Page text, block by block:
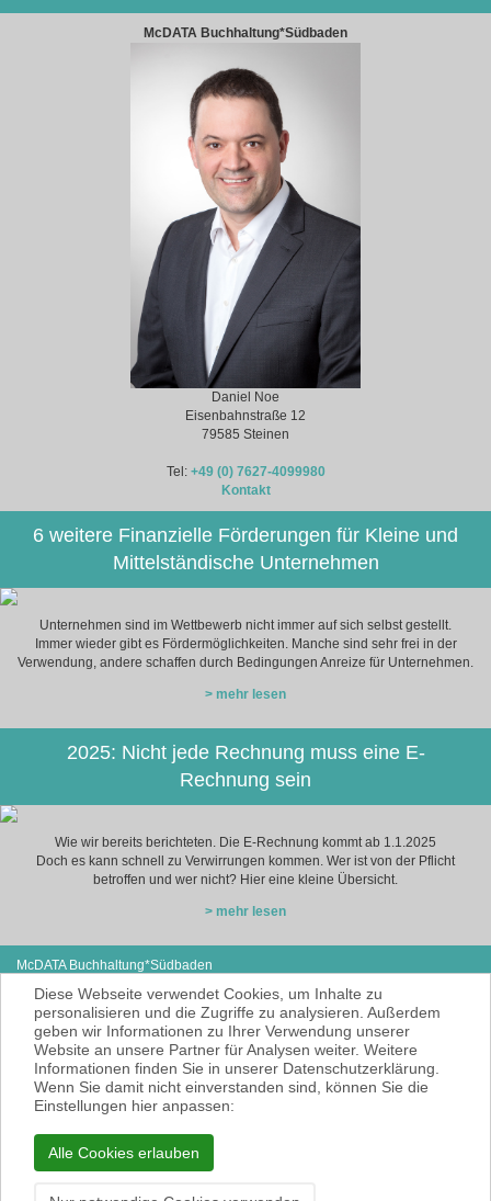
McDATA Buchhaltung*Südbaden
Daniel Noe
Eisenbahnstraße 12
79585 Steinen
Tel: +49 (0) 7627-4099980
Kontakt
6 weitere Finanzielle Förderungen für Kleine und
Mittelständische Unternehmen
Unternehmen sind im Wettbewerb nicht immer auf sich selbst gestellt.
Immer wieder gibt es Fördermöglichkeiten. Manche sind sehr frei in der
Verwendung, andere schaffen durch Bedingungen Anreize für Unternehmen.
> mehr lesen
2025: Nicht jede Rechnung muss eine E-
Rechnung sein
Wie wir bereits berichteten. Die E-Rechnung kommt ab 1.1.2025
Doch es kann schnell zu Verwirrungen kommen. Wer ist von der Pflicht
betroffen und wer nicht? Hier eine kleine Übersicht.
> mehr lesen
McDATA Buchhaltung*Südbaden
79585 Steinen
E-Mail: noe@mcdata.de
McDATA ist eine sehr gute Alternative zu
Ihrem Steuerberater zur Erbringung der
laufenden Finanz- und Lohnbuchhaltung*.
* = Erbracht werden nur Dienstleistungen
gemäß § 6 Nr. 3+4 Steuerberatungsgesetz
KEINE Rechts- und/oder Steuerberatung!
Impressum Datenschutzerklärung
Diese Webseite verwendet Cookies, um Inhalte zu
personalisieren und die Zugriffe zu analysieren. Außerdem
geben wir Informationen zu Ihrer Verwendung unserer
Website an unsere Partner für Analysen weiter. Weitere
Informationen finden Sie in unserer Datenschutzerklärung.
Wenn Sie damit nicht einverstanden sind, können Sie die
Einstellungen hier anpassen:
Alle Cookies erlauben